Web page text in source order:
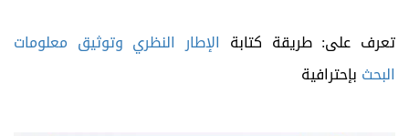
تعرف على: طريقة كتابة الإطار النظري وتوثيق معلومات
البحث بإحترافية